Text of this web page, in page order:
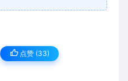
点赞 (33)